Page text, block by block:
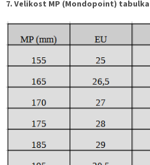
7. Velikost MP (Mondopoint) tabulka